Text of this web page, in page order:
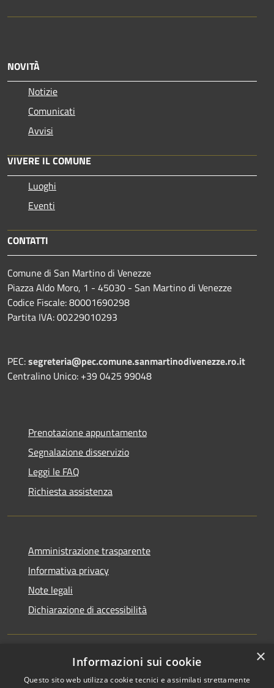
NOVITÀ
Notizie
Comunicati
Avvisi
VIVERE IL COMUNE
Luoghi
Eventi
CONTATTI
Comune di San Martino di Venezze
Piazza Aldo Moro, 1 - 45030 - San Martino di Venezze
Codice Fiscale: 80001690298
Partita IVA: 00229010293
PEC:segreteria@pec.comune.sanmartinodivenezze.ro.it
Centralino Unico: +39 0425 99048
Prenotazione appuntamento
Segnalazione disservizio
Leggi le FAQ
Richiesta assistenza
Amministrazione trasparente
Informativa privacy
Note legali
Dichiarazione di accessibilità
×
Informazioni sui cookie
Questo sito web utilizza cookie tecnici e assimilati strettamente